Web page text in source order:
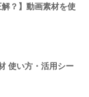
？】動画素材を使
使い方・活用シー